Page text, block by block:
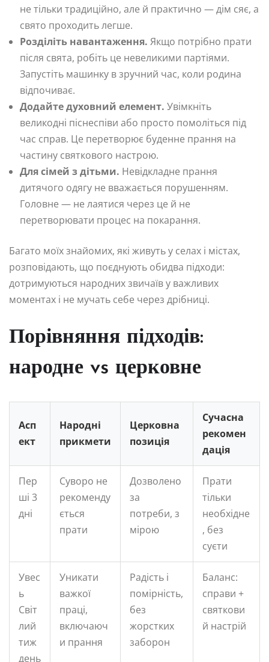
не тільки традиційно, але й практично — дім сяє, а
свято проходить легше.
Розділіть навантаження. Якщо потрібно прати
після свята, робіть це невеликими партіями.
Запустіть машинку в зручний час, коли родина
відпочиває.
Додайте духовний елемент. Увімкніть
великодні піснеспіви або просто помоліться під
час справ. Це перетворює буденне прання на
частину святкового настрою.
Для сімей з дітьми. Невідкладне прання
дитячого одягу не вважається порушенням.
Головне — не лаятися через це й не
перетворювати процес на покарання.
Багато моїх знайомих, які живуть у селах і містах,
розповідають, що поєднують обидва підходи:
дотримуються народних звичаїв у важливих
моментах і не мучать себе через дрібниці.
Порівняння підходів:
народне vs церковне
Асп
ект
Народні
прикмети
Церковна
позиція
Сучасна
рекомен
дація
Пер
ші 3
дні
Суворо не
рекоменду
ється
прати
Дозволено
за
потреби, з
мірою
Прати
тільки
необхідне
, без
суєти
Увес
ь
Світ
лий
тиж
день
Уникати
важкої
праці,
включаюч
и прання
Радість і
помірність,
без
жорстких
заборон
Баланс:
справи +
святкови
й настрій